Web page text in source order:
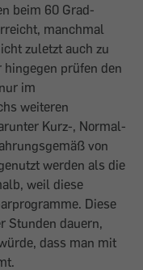
beim 60 Grad-
manchmal
zuletzt auch zu
prüfen den
im
weiteren
Kurz-, Normal-
von
werden als die
weil diese
Diese
Stunden dauern,
dass man mit